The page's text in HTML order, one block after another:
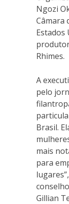
Ngozi
Câmara
Estados
Rhimes.
A
pelo
Brasil.
mais
para
Gillian